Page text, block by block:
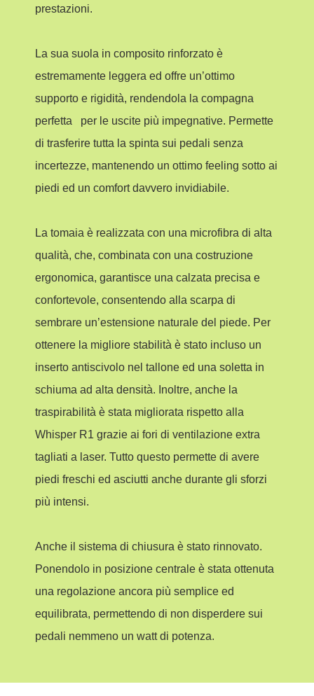
prestazioni.
La sua suola in composito rinforzato è
estremamente leggera ed offre un’ottimo
supporto e rigidità, rendendola la compagna
perfetta per le uscite più impegnative. Permette
di trasferire tutta la spinta sui pedali senza
incertezze, mantenendo un ottimo feeling sotto ai
piedi ed un comfort davvero invidiabile.
La tomaia è realizzata con una microfibra di alta
qualità, che, combinata con una costruzione
ergonomica, garantisce una calzata precisa e
confortevole, consentendo alla scarpa di
sembrare un’estensione naturale del piede. Per
ottenere la migliore stabilità è stato incluso un
inserto antiscivolo nel tallone ed una soletta in
schiuma ad alta densità. Inoltre, anche la
traspirabilità è stata migliorata rispetto alla
Whisper R1 grazie ai fori di ventilazione extra
tagliati a laser. Tutto questo permette di avere
piedi freschi ed asciutti anche durante gli sforzi
più intensi.
Anche il sistema di chiusura è stato rinnovato.
Ponendolo in posizione centrale è stata ottenuta
una regolazione ancora più semplice ed
equilibrata, permettendo di non disperdere sui
pedali nemmeno un watt di potenza.